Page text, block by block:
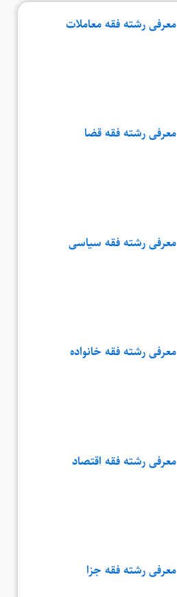
معرفی رشته فقه معاملات
معرفی رشته فقه قضا
معرفی رشته فقه سیاسی
معرفی رشته فقه خانواده
معرفی رشته فقه اقتصاد
معرفی رشته فقه جزا